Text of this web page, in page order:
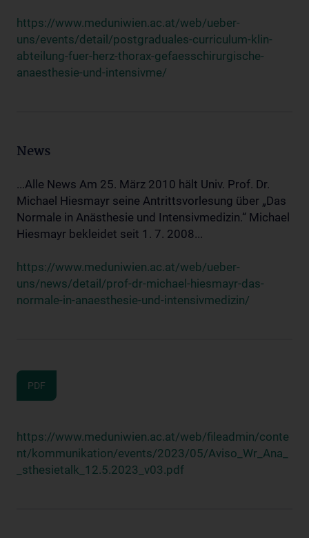
https://www.meduniwien.ac.at/web/ueber-
uns/events/detail/postgraduales-curriculum-klin-
abteilung-fuer-herz-thorax-gefaesschirurgische-
anaesthesie-und-intensivme/
News
...Alle News Am 25. März 2010 hält Univ. Prof. Dr.
Michael Hiesmayr seine Antrittsvorlesung über „Das
Normale in Anästhesie und Intensivmedizin.“ Michael
Hiesmayr bekleidet seit 1. 7. 2008...
https://www.meduniwien.ac.at/web/ueber-
uns/news/detail/prof-dr-michael-hiesmayr-das-
normale-in-anaesthesie-und-intensivmedizin/
PDF
https://www.meduniwien.ac.at/web/fileadmin/conte
nt/kommunikation/events/2023/05/Aviso_Wr_Ana_
_sthesietalk_12.5.2023_v03.pdf